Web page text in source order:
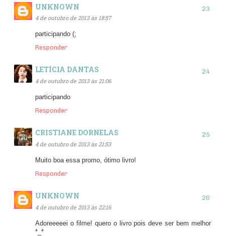
UNKNOWN
4 de outubro de 2013 às 18:57
participando (;
Responder
LETÍCIA DANTAS
4 de outubro de 2013 às 21:06
participando
Responder
CRISTIANE DORNELAS
4 de outubro de 2013 às 21:53
Muito boa essa promo, ótimo livro!
Responder
UNKNOWN
4 de outubro de 2013 às 22:16
Adoreeeeei o filme! quero o livro pois deve ser bem melhor
*_*